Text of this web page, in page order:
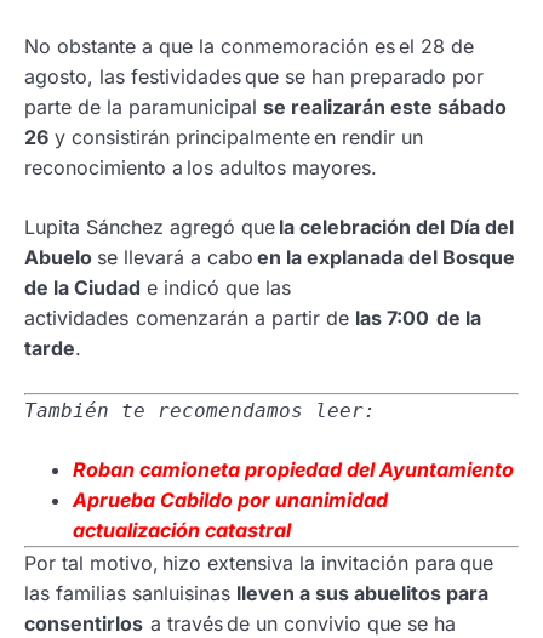
No obstante a que la conmemoración es el 28 de
agosto, las festividades que se han preparado por
parte de la paramunicipal se realizarán este sábado
26 y consistirán principalmente en rendir un
reconocimiento a los adultos mayores.
Lupita Sánchez agregó que la celebración del Día del
Abuelo se llevará a cabo en la explanada del Bosque
de la Ciudad e indicó que las
actividades comenzarán a partir de las 7:00 de la
tarde.
También te recomendamos leer:
Roban camioneta propiedad del Ayuntamiento
Aprueba Cabildo por unanimidad
actualización catastral
Por tal motivo, hizo extensiva la invitación para que
las familias sanluisinas lleven a sus abuelitos para
consentirlos a través de un convivio que se ha